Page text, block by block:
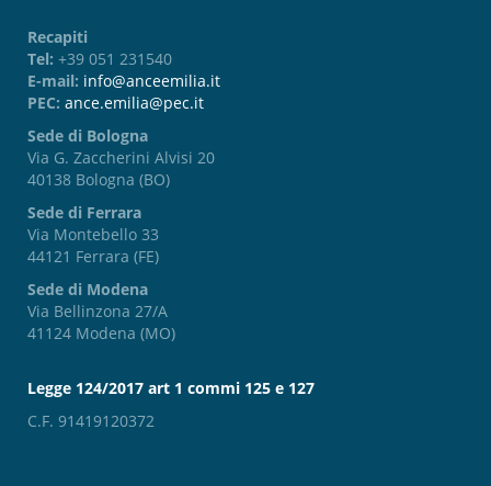
Recapiti
Tel: +39 051 231540
E-mail: info@anceemilia.it
PEC: ance.emilia@pec.it
Sede di Bologna
Via G. Zaccherini Alvisi 20
40138 Bologna (BO)
Sede di Ferrara
Via Montebello 33
44121 Ferrara (FE)
Sede di Modena
Via Bellinzona 27/A
41124 Modena (MO)
Legge 124/2017 art 1 commi 125 e 127
C.F. 91419120372